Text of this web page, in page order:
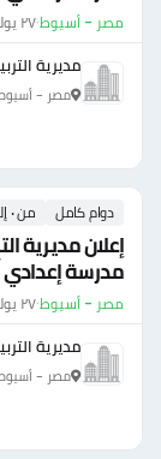
مصر - أسيوط·٢٧ يوليو ٢٠٢٦
مديرية
مصر -
دوام كامل من ٠ إلى ٠ سنة
إعلان مديرية
مدرسة إعدادي
مصر - أسيوط·٢٧ يوليو ٢٠٢٦
مديرية
مصر -